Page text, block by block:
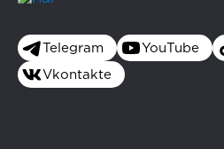
Telegram YouTube
Vkontakte